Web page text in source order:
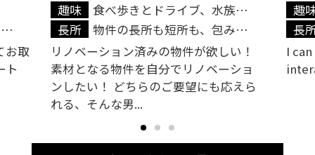
物件の長所も短所も、包み隠さずにお伝えし...
！
ョ
趣味
バイクをカスタムしたり、ツーリングに行く...
長所
お客様の目線に立ち、真摯に寄り添い、ご希...
I can speak English, so I can handle
interactions with inter...
趣
長
お客
引い